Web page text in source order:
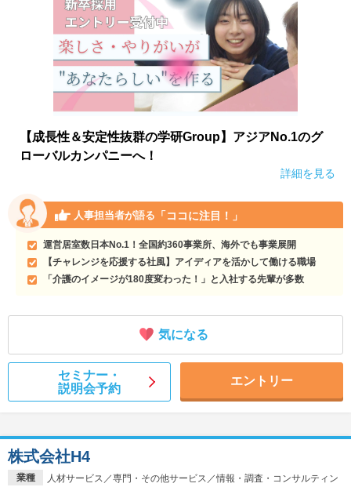
【成長性＆安定性抜群の学研Group】アジアNo.1のグ
ローバルカンパニーへ！
詳細を見る
人事担当者が語る 「ココに注目！」
運営居室数日本No.1！全国約360事業所、海外でも事業展開
【チャレンジを応援する社風】アイディアを活かして働ける職場
「介護のイメージが180度変わった！」と入社する先輩が多数
気になる
セミナー・
説明会予約
エントリー
業種
人材サービス／専門・その他サービス／情報・調査・コンサルティン
株式会社H4